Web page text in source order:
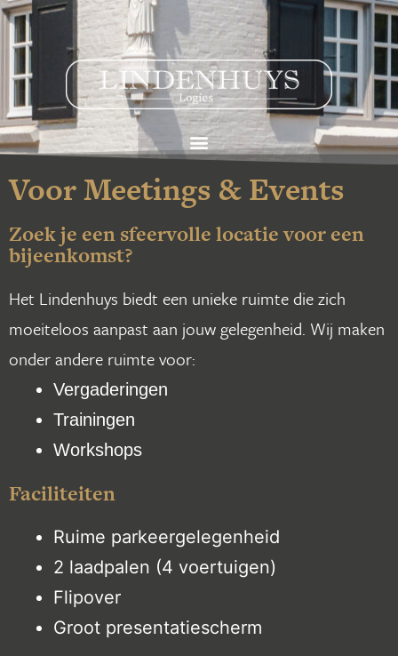
Voor Meetings & Events
Zoek je een sfeervolle locatie voor een
bijeenkomst?
Het Lindenhuys biedt een unieke ruimte die zich
moeiteloos aanpast aan jouw gelegenheid. Wij maken
onder andere ruimte voor:
Vergaderingen
Trainingen
Workshops
Faciliteiten
Ruime parkeergelegenheid
2 laadpalen (4 voertuigen)
Flipover
Groot presentatiescherm